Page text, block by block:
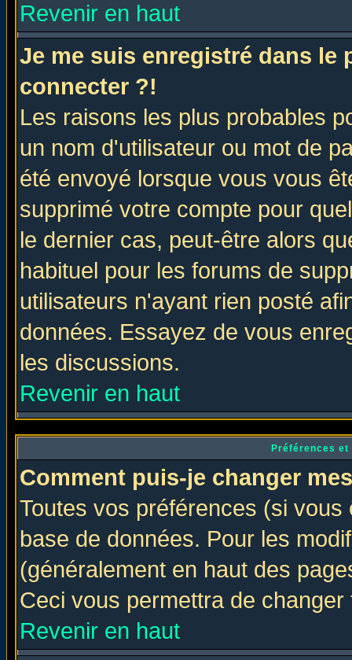
Revenir en haut
Je me suis enregistré dans le
connecter ?!
Les raisons les plus probables
un nom d'utilisateur ou mot de
été envoyé lorsque vous vous
supprimé votre compte pour
le dernier cas, peut-être alors
habituel pour les forums de
utilisateurs n'ayant rien posté
données. Essayez de vous
les discussions.
Revenir en haut
Préférences
Comment puis-je changer
Toutes vos préférences (si
base de données. Pour les
(généralement en haut des
Ceci vous permettra de
Revenir en haut